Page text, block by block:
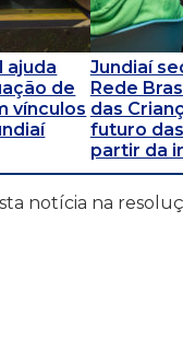
ajuda
de
vínculos
Jundiaí
Rede
das
futuro
partir da
notícia na